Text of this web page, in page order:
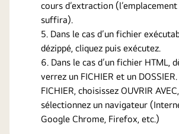
cours d’extraction
suffira).
Dans le cas d’un fichier
dézippé, cliquez puis exécutez.
Dans le cas d’un fichier HTML,
verrez un FICHIER et un
FICHIER, choisissez OUVRIR
sélectionnez un navigateur
Google Chrome, Firefox, etc.)